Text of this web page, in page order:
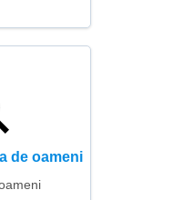
de oameni